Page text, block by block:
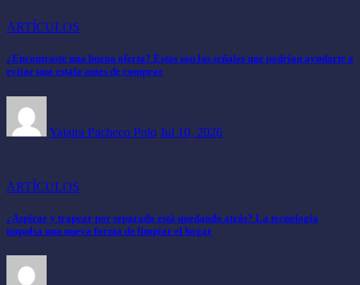
ARTÍCULOS
¿Encontraste una buena oferta? Estas son las señales que podrían ayudarte a
evitar una estafa antes de comprar
Yajaira Pacheco Polo Jul 10, 2026
ARTÍCULOS
¿Aspirar y trapear por separado está quedando atrás? La tecnología
impulsa una nueva forma de limpiar el hogar